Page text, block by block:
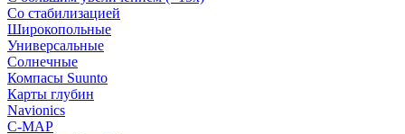
Со стабилизацией
Широкопольные
Универсальные
Солнечные
Компасы Suunto
Карты глубин
Navionics
C-MAP